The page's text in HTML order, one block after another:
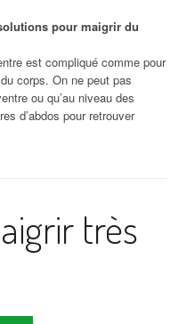
pour maigrir du
est compliqué comme pour
corps. On ne peut pas
ou qu’au niveau des
d’abdos pour retrouver
vos habitudes alimentaires »
très